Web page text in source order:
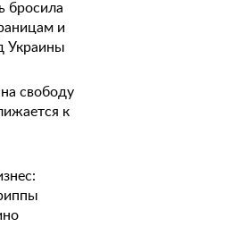
бросила
и
Украины
свободу
к